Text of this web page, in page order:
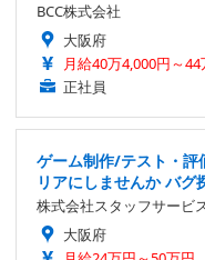
BCC株式会社
大阪府
月給40万4,000円～44
正社員
ゲーム制作/テスト・評
リアにしませんか バグ
株式会社スタッフサービ
大阪府